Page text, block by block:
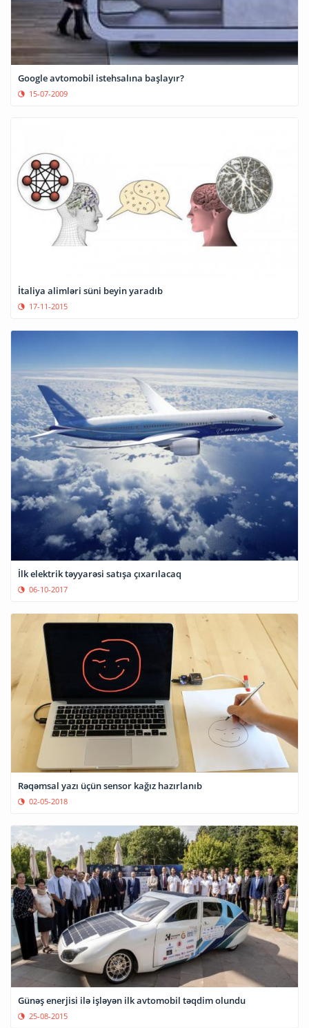
Google avtomobil istehsalına başlayır?
15-07-2009
İtaliya alimləri süni beyin yaradıb
17-11-2015
İlk elektrik təyyarəsi satışa çıxarılacaq
06-10-2017
Rəqəmsal yazı üçün sensor kağız hazırlanıb
02-05-2018
Günəş enerjisi ilə işləyən ilk avtomobil təqdim olundu
25-08-2015